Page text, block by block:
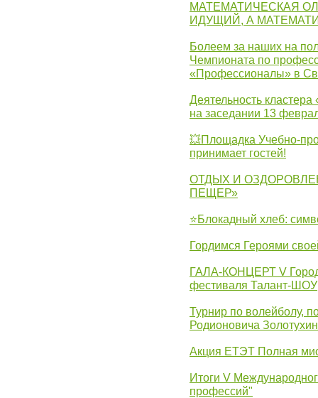
МАТЕМАТИЧЕСКАЯ
ИДУЩИЙ, А
Болеем за наших на
Чемпионата по
«Профессионалы» в
Деятельность
на заседании 13
💥Площадка Учебно-
принимает гостей!
ОТДЫХ И
ПЕЩЕР»
⭐Блокадный хлеб:
Гордимся Героями
ГАЛА-КОНЦЕРТ V
фестиваля Талант-ШОУ
Турнир по волейболу,
Родионовича
Акция ЕТЭТ Полная
Итоги V
профессий"